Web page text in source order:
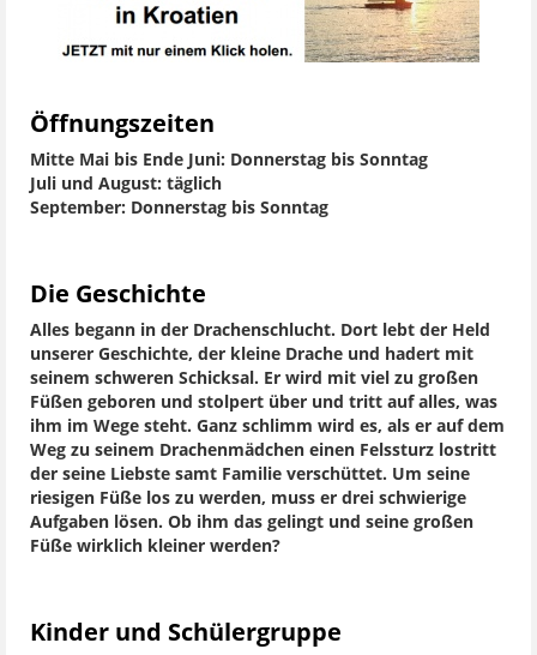
Öffnungszeiten
Mitte Mai bis Ende Juni: Donnerstag bis Sonntag
Juli und August: täglich
September: Donnerstag bis Sonntag
Die Geschichte
Alles begann in der Drachenschlucht. Dort lebt der Held
unserer Geschichte, der kleine Drache und hadert mit
seinem schweren Schicksal. Er wird mit viel zu großen
Füßen geboren und stolpert über und tritt auf alles, was
ihm im Wege steht. Ganz schlimm wird es, als er auf dem
Weg zu seinem Drachenmädchen einen Felssturz lostritt
der seine Liebste samt Familie verschüttet. Um seine
riesigen Füße los zu werden, muss er drei schwierige
Aufgaben lösen. Ob ihm das gelingt und seine großen
Füße wirklich kleiner werden?
Kinder und Schülergruppe